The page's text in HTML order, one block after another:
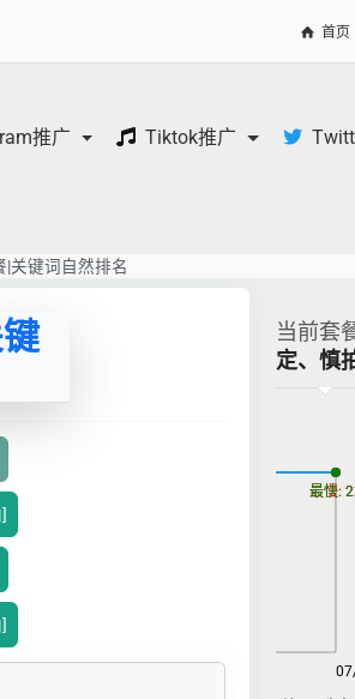
首页
推广 Tiktok推广
|关键词自然排名
当前套
定、慎
08/08
最慢:
最快: